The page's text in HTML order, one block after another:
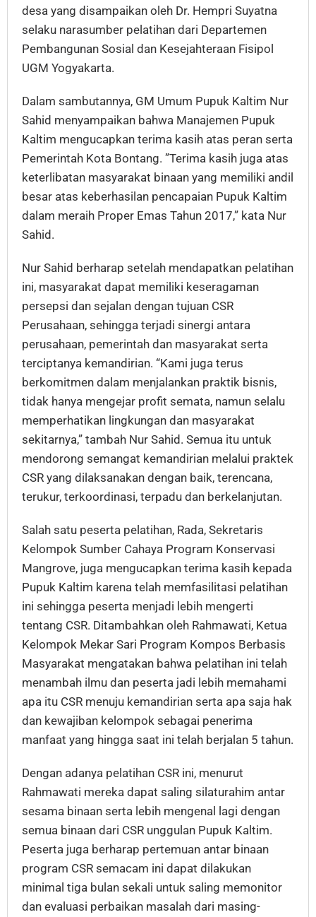
desa yang disampaikan oleh Dr. Hempri Suyatna
selaku narasumber pelatihan dari Departemen
Pembangunan Sosial dan Kesejahteraan Fisipol
UGM Yogyakarta.
Dalam sambutannya, GM Umum Pupuk Kaltim Nur
Sahid menyampaikan bahwa Manajemen Pupuk
Kaltim mengucapkan terima kasih atas peran serta
Pemerintah Kota Bontang. ”Terima kasih juga atas
keterlibatan masyarakat binaan yang memiliki andil
besar atas keberhasilan pencapaian Pupuk Kaltim
dalam meraih Proper Emas Tahun 2017,” kata Nur
Sahid.
Nur Sahid berharap setelah mendapatkan pelatihan
ini, masyarakat dapat memiliki keseragaman
persepsi dan sejalan dengan tujuan CSR
Perusahaan, sehingga terjadi sinergi antara
perusahaan, pemerintah dan masyarakat serta
terciptanya kemandirian. “Kami juga terus
berkomitmen dalam menjalankan praktik bisnis,
tidak hanya mengejar profit semata, namun selalu
memperhatikan lingkungan dan masyarakat
sekitarnya,” tambah Nur Sahid. Semua itu untuk
mendorong semangat kemandirian melalui praktek
CSR yang dilaksanakan dengan baik, terencana,
terukur, terkoordinasi, terpadu dan berkelanjutan.
Salah satu peserta pelatihan, Rada, Sekretaris
Kelompok Sumber Cahaya Program Konservasi
Mangrove, juga mengucapkan terima kasih kepada
Pupuk Kaltim karena telah memfasilitasi pelatihan
ini sehingga peserta menjadi lebih mengerti
tentang CSR. Ditambahkan oleh Rahmawati, Ketua
Kelompok Mekar Sari Program Kompos Berbasis
Masyarakat mengatakan bahwa pelatihan ini telah
menambah ilmu dan peserta jadi lebih memahami
apa itu CSR menuju kemandirian serta apa saja hak
dan kewajiban kelompok sebagai penerima
manfaat yang hingga saat ini telah berjalan 5 tahun.
Dengan adanya pelatihan CSR ini, menurut
Rahmawati mereka dapat saling silaturahim antar
sesama binaan serta lebih mengenal lagi dengan
semua binaan dari CSR unggulan Pupuk Kaltim.
Peserta juga berharap pertemuan antar binaan
program CSR semacam ini dapat dilakukan
minimal tiga bulan sekali untuk saling memonitor
dan evaluasi perbaikan masalah dari masing-